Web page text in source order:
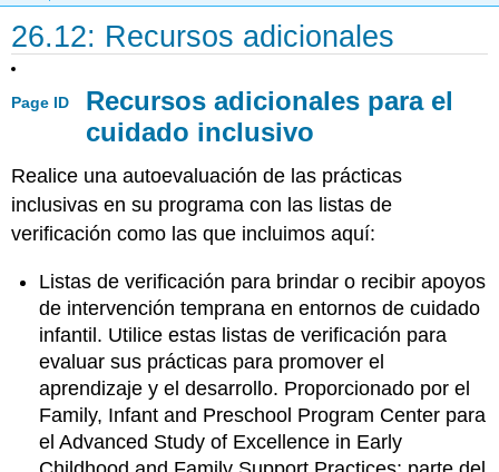
26.12: Recursos adicionales
Page ID
Recursos adicionales para el
cuidado inclusivo
Realice una autoevaluación de las prácticas
inclusivas en su programa con las listas de
verificación como las que incluimos aquí:
Listas de verificación para brindar o recibir apoyos
de intervención temprana en entornos de cuidado
infantil. Utilice estas listas de verificación para
evaluar sus prácticas para promover el
aprendizaje y el desarrollo. Proporcionado por el
Family, Infant and Preschool Program Center para
el Advanced Study of Excellence in Early